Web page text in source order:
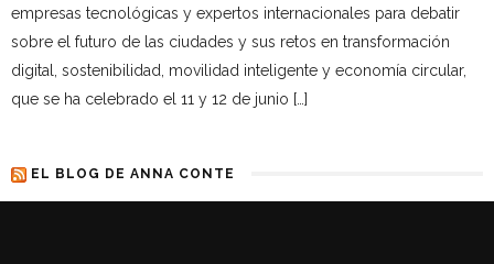
empresas tecnológicas y expertos internacionales para debatir
sobre el futuro de las ciudades y sus retos en transformación
digital, sostenibilidad, movilidad inteligente y economía circular,
que se ha celebrado el 11 y 12 de junio […]
EL BLOG DE ANNA CONTE